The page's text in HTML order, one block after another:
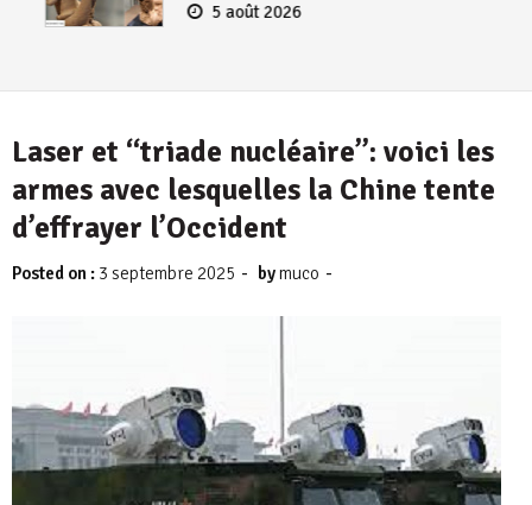
5 août 2026
Laser et “triade nucléaire”: voici les
armes avec lesquelles la Chine tente
d’effrayer l’Occident
Posted on : 3 septembre 2025 - bymuco -